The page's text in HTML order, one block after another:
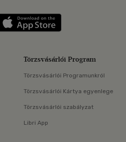
applikáció Szerezd meg: Google
Törzsvásárlói Program
Törzsvásárlói Programunkról
Törzsvásárlói Kártya egyenlege
Törzsvásárlói szabályzat
Libri App